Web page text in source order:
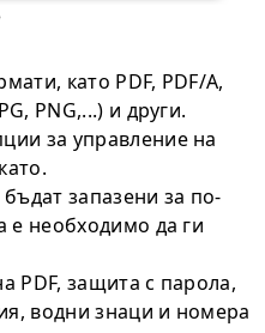
като PDF, PDF/A,
PNG,...) и други.
за управление на
запазени за по-
е необходимо да ги
PDF, защита с парола,
водни знаци и номера